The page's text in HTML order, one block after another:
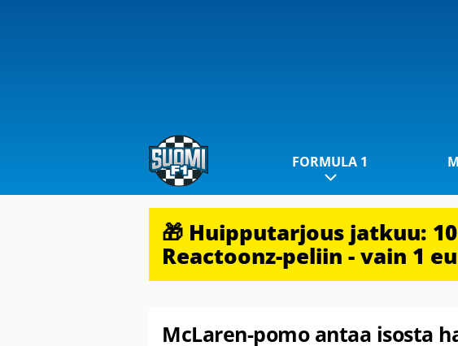
FORMULA 1
🎁 Huipputarjous jatkuu:
Reactoonz-peliin - vain 1
McLaren-pomo antaa isosta